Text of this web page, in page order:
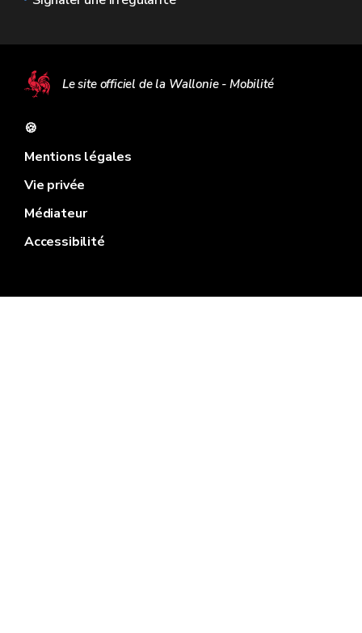
Le site officiel de la Wallonie - Mobilité
🍪
Mentions légales
Vie privée
Médiateur
Accessibilité